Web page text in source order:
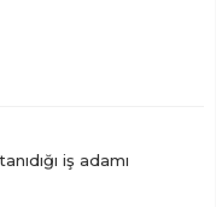
iş adamı